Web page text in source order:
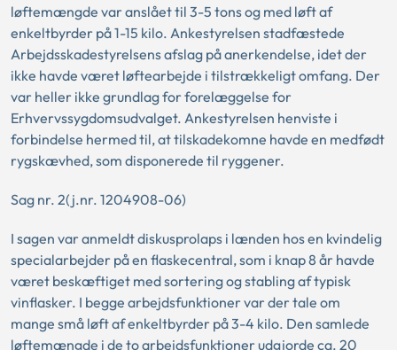
løftemængde var anslået til 3-5 tons og med løft af
enkeltbyrder på 1-15 kilo. Ankestyrelsen stadfæstede
Arbejdsskadestyrelsens afslag på anerkendelse, idet der
ikke havde været løftearbejde i tilstrækkeligt omfang. Der
var heller ikke grundlag for forelæggelse for
Erhvervssygdomsudvalget. Ankestyrelsen henviste i
forbindelse hermed til, at tilskadekomne havde en medfødt
rygskævhed, som disponerede til ryggener.
Sag nr. 2(j.nr. 1204908-06)
I sagen var anmeldt diskusprolaps i lænden hos en kvindelig
specialarbejder på en flaskecentral, som i knap 8 år havde
været beskæftiget med sortering og stabling af typisk
vinflasker. I begge arbejdsfunktioner var der tale om
mange små løft af enkeltbyrder på 3-4 kilo. Den samlede
løftemængde i de to arbejdsfunktioner udgjorde ca. 20